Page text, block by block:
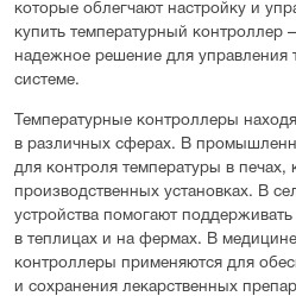
которые облегчают настройку и
купить температурный контроллер
надежное решение для управления
системе.
Температурные контроллеры
в различных сферах. В
для контроля температуры в печах,
производственных установках. В
устройства помогают
в теплицах и на фермах. В
контроллеры применяются для
и сохранения лекарственных